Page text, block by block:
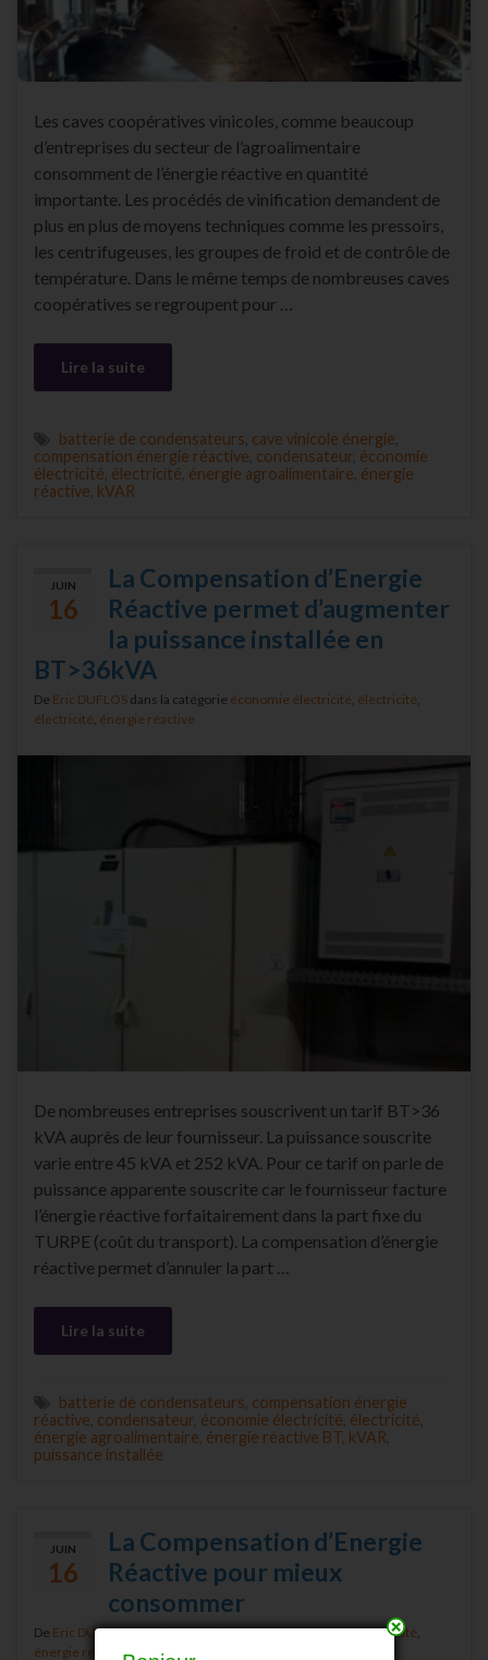
près
Les caves coopératives vinicoles, comme beaucoup
d’entreprises du secteur de l’agroalimentaire
consomment de l’énergie réactive en quantité
importante. Les procédés de vinification demandent de
plus en plus de moyens techniques comme les pressoirs,
les centrifugeuses, les groupes de froid et de contrôle de
température. Dans le même temps de nombreuses caves
coopératives se regroupent pour …
Lire la suite
batterie de condensateurs cave vinicole énergie
compensation énergie réactive condensateur économie
électricité électricité énergie agroalimentaire énergie
réactive kVAR
JUIN
16
La Compensation d’Energie
Réactive permet d’augmenter
la puissance installée en
BT>36kVA
De Eric DUFLOS dans la catégorie économie électricité électricité
électricité énergie réactive
De nombreuses entreprises souscrivent un tarif BT>36
kVA auprès de leur fournisseur. La puissance souscrite
varie entre 45 kVA et 252 kVA. Pour ce tarif on parle de
puissance apparente souscrite car le fournisseur facture
l’énergie réactive forfaitairement dans la part fixe du
TURPE (coût du transport). La compensation d’énergie
réactive permet d’annuler la part …
Lire la suite
batterie de condensateurs compensation énergie
réactive condensateur économie électricité électricité
énergie agroalimentaire énergie réactive BT kVAR
puissance installée
JUIN
16
La Compensation d’Energie
Réactive pour mieux
consommer
De Eric DUFLOSdans la catégorieéconomie électricité,électricité
énergie réactive